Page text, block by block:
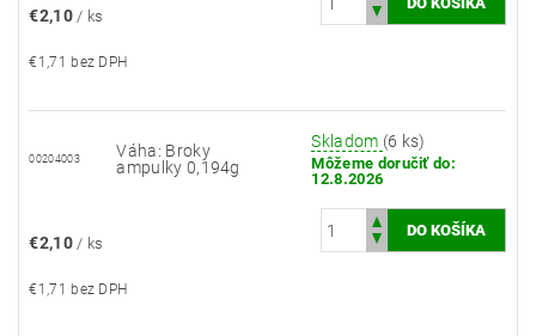
€2,10 / ks
€1,71 bez DPH
00204003
Váha: Broky
ampulky 0,194g
Skladom (6 ks)
Môžeme doručiť do:
12.8.2026
€2,10 / ks
€1,71 bez DPH